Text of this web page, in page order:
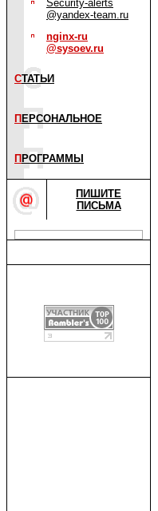
Security-alerts
@yandex-team.ru
nginx-ru
@sysoev.ru
СТАТЬИ
П ЕРСОНАЛЬНОЕ
П РОГРАММЫ
ПИШИТЕ
ПИСЬМА